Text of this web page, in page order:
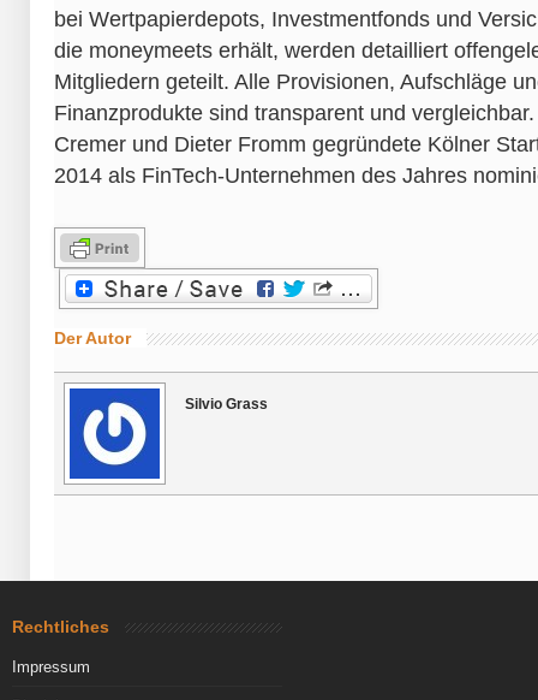
bei Wertpapierdepots, Investmentfonds und
die moneymeets erhält, werden detailliert
Mitgliedern geteilt. Alle Provisionen, Aufschläge
Finanzprodukte sind transparent und
Cremer und Dieter Fromm gegründete Kölner
2014 als FinTech-Unternehmen des Jahres
Der Autor
Silvio Grass
Rechtliches
Impressum